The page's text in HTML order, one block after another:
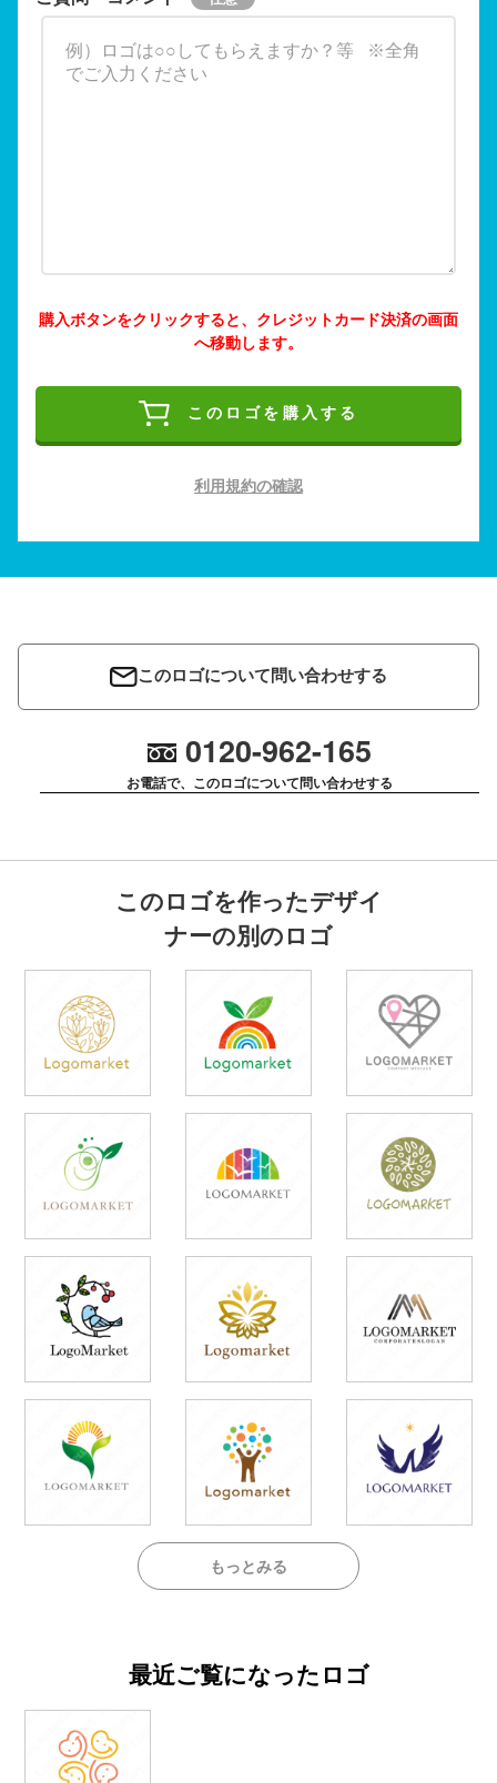
購入ボタンをクリックすると、クレジットカード決済の画面
へ移動します。
このロゴを購入する
利用規約の確認
このロゴについて問い合わせする
0120-962-165
お電話で、このロゴについて問い合わせする
このロゴを作ったデザイ
ナーの別のロゴ
もっとみる
最近ご覧になったロゴ